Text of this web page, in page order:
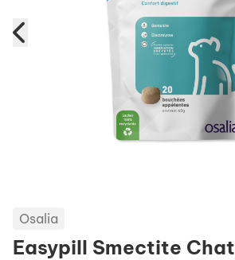
Osalia
Easypill Smectite Chat